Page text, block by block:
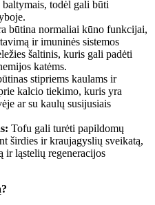
todėl gali būti
būtina normaliai kūno funkcijai,
ir imuninės sistemos
šaltinis, kuris gali padėti
katėms.
stipriems kaulams ir
kalcio tiekimo, kuris yra
ar su kaulų susijusiais
Tofu gali turėti papildomų
širdies ir kraujagyslių sveikatą,
ir ląstelių regeneracijos